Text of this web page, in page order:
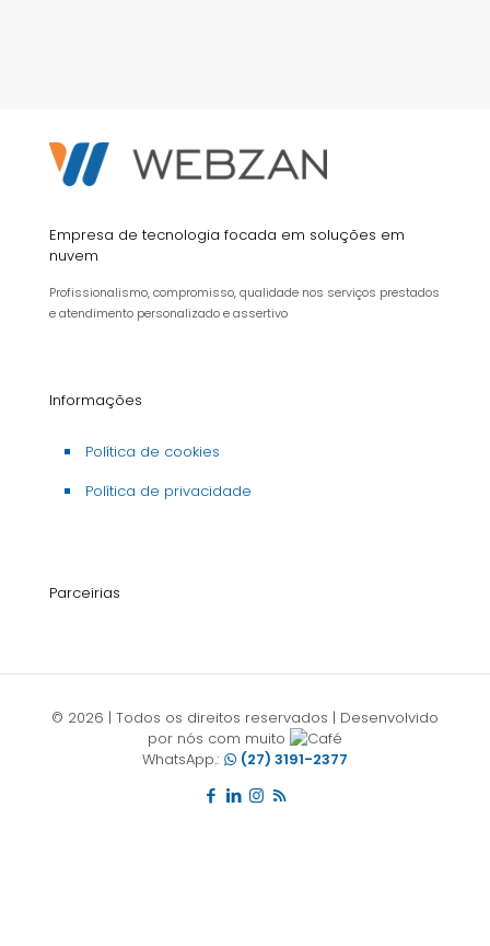
Empresa de tecnologia focada em soluções em
nuvem
Profissionalismo, compromisso, qualidade nos serviços prestados
e atendimento personalizado e assertivo
Informações
Política de cookies
Política de privacidade
Parceirias
© 2026 | Todos os direitos reservados | Desenvolvido
por nós com muito
WhatsApp.:
(27) 3191-2377